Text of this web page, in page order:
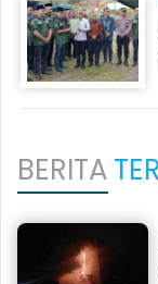
BERITA